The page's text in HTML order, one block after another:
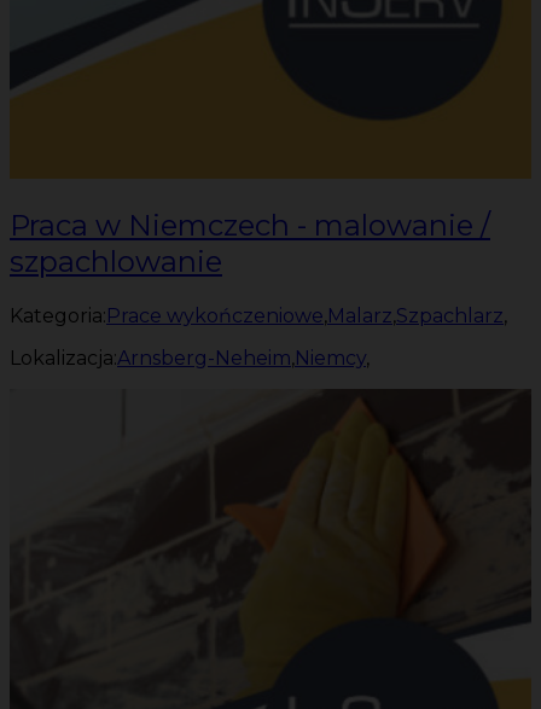
Praca w Niemczech - malowanie /
szpachlowanie
Kategoria: Prace wykończeniowe,Malarz,Szpachlarz,
Lokalizacja:Arnsberg-Neheim,Niemcy,